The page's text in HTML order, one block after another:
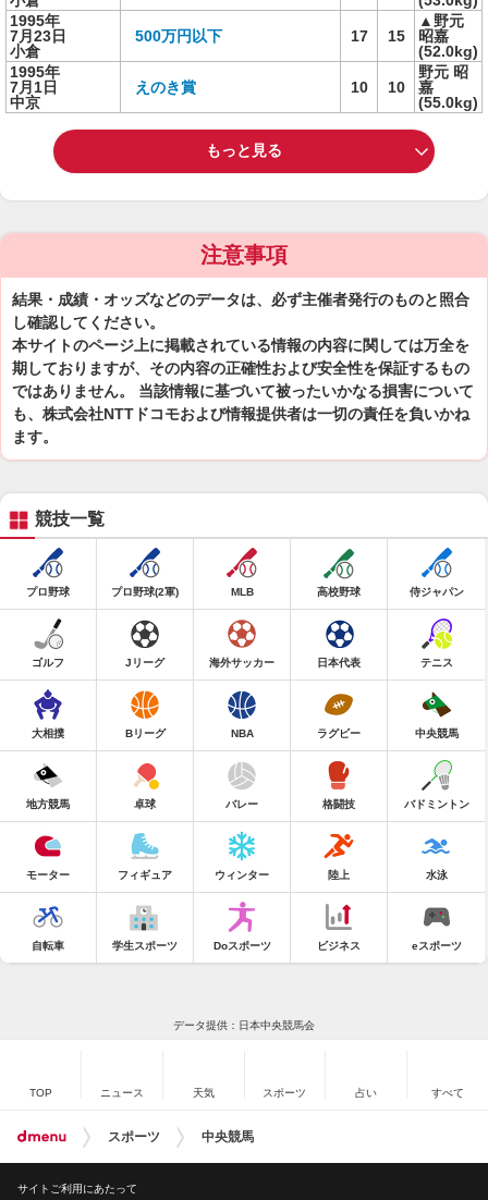
1995年
7月23日
小倉
500万円以下 17 15
▲野元
昭嘉
(52.0kg)
1995年
7月1日
中京
えのき賞 10 10
野元 昭
嘉
(55.0kg)
もっと見る
注意事項
結果・成績・オッズなどのデータは、必ず主催者発行のものと照合
し確認してください。
本サイトのページ上に掲載されている情報の内容に関しては万全を
期しておりますが、その内容の正確性および安全性を保証するもの
ではありません。 当該情報に基づいて被ったいかなる損害について
も、株式会社NTTドコモおよび情報提供者は一切の責任を負いかね
ます。
競技一覧
プロ野球 プロ野球(2軍) MLB 高校野球 侍ジャパン
ゴルフ Jリーグ 海外サッカー 日本代表 テニス
大相撲 Bリーグ NBA ラグビー 中央競馬
地方競馬 卓球 バレー 格闘技 バドミントン
モーター フィギュア ウィンター 陸上 水泳
自転車 学生スポーツ Doスポーツ ビジネス eスポーツ
データ提供：日本中央競馬会
TOP ニュース 天気 スポーツ 占い すべて
スポーツ 中央競馬
サイトご利用にあたって